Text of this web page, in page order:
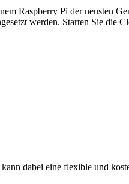
Raspberry Pi der neusten
werden. Starten Sie die
dabei eine flexible und